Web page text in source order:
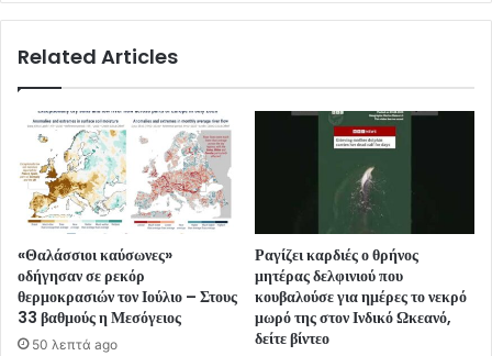
Related Articles
«Θαλάσσιοι καύσωνες»
οδήγησαν σε ρεκόρ
θερμοκρασιών τον Ιούλιο – Στους
33 βαθμούς η Μεσόγειος
50 λεπτά ago
Ραγίζει καρδιές ο θρήνος
μητέρας δελφινιού που
κουβαλούσε για ημέρες το νεκρό
μωρό της στον Ινδικό Ωκεανό,
δείτε βίντεο